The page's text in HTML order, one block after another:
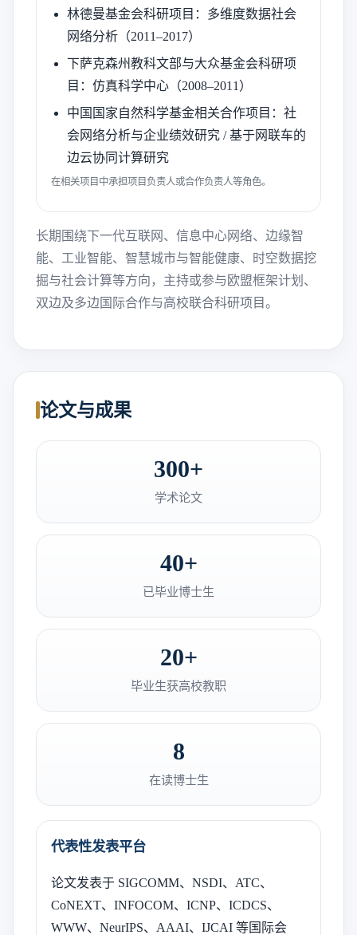
林德曼基金会科研项目：多维度数据社会
网络分析（2011–2017）
下萨克森州教科文部与大众基金会科研项
目：仿真科学中心（2008–2011）
中国国家自然科学基金相关合作项目：社
会网络分析与企业绩效研究 / 基于网联车的
边云协同计算研究
在相关项目中承担项目负责人或合作负责人等角色。
长期围绕下一代互联网、信息中心网络、边缘智
能、工业智能、智慧城市与智能健康、时空数据挖
掘与社会计算等方向，主持或参与欧盟框架计划、
双边及多边国际合作与高校联合科研项目。
论文与成果
300+
学术论文
40+
已毕业博士生
20+
毕业生获高校教职
8
在读博士生
代表性发表平台
论文发表于 SIGCOMM、NSDI、ATC、
CoNEXT、INFOCOM、ICNP、ICDCS、
WWW、NeurIPS、AAAI、IJCAI 等国际会